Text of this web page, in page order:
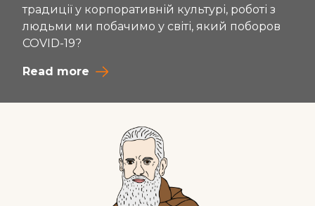
традиції у корпоративній культурі, роботі з
людьми ми побачимо у світі, який поборов
COVID-19?
Read more